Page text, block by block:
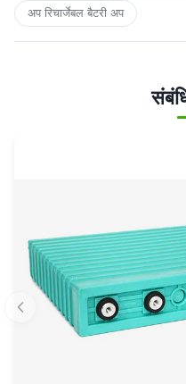
अप रिचार्जेबल बैटरी अप